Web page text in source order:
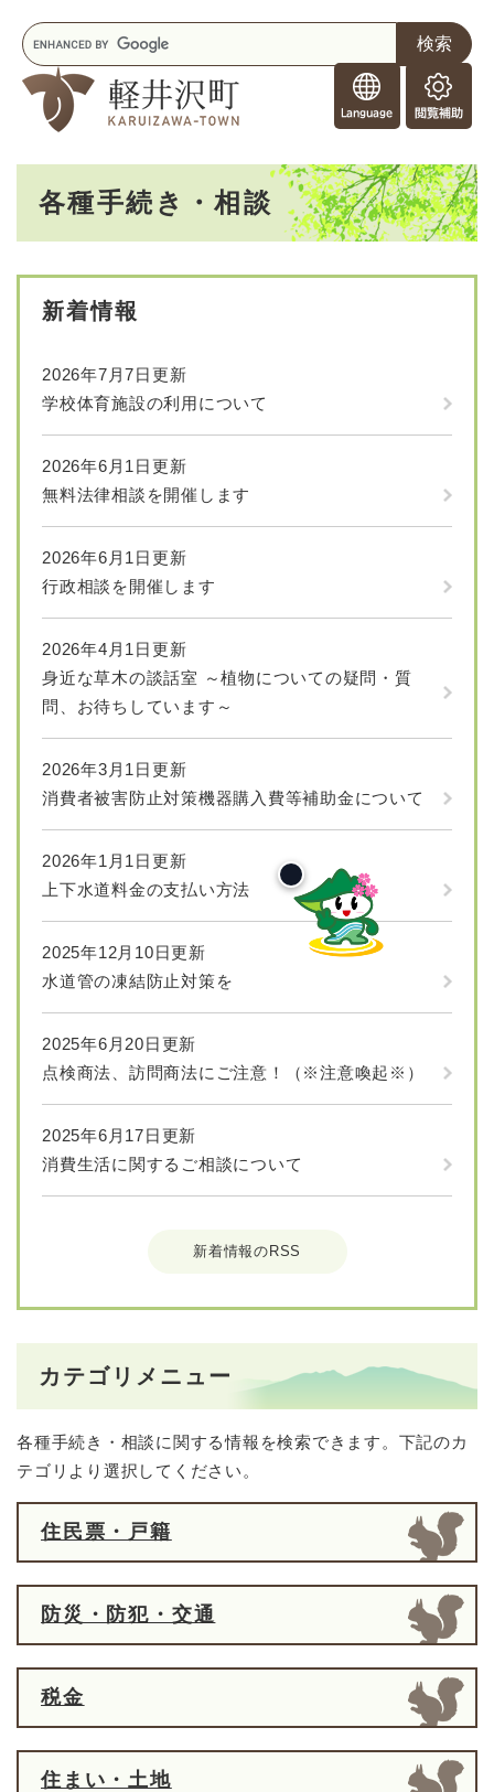
o
r
e
i
n
閲
覧
助
キ
ー
ワ
各種手続き・相談
新着情報
2026年7月7日更新
学校体育施設の利用について
2026年6月1日更新
無料法律相談を開催します
2026年6月1日更新
行政相談を開催します
2026年4月1日更新
身近な草木の談話室 ～植物についての疑問・質
問、お待ちしています～
2026年3月1日更新
消費者被害防止対策機器購入費等補助金について
2026年1月1日更新
上下水道料金の支払い方法
2025年12月10日更新
水道管の凍結防止対策を
2025年6月20日更新
点検商法、訪問商法にご注意！（※注意喚起※）
2025年6月17日更新
消費生活に関するご相談について
新着情報のRSS
カテゴリメニュー
各種手続き・相談に関する情報を検索できます。下記のカ
テゴリより選択してください。
住民票・戸籍
防災・防犯・交通
税金
住まい・土地